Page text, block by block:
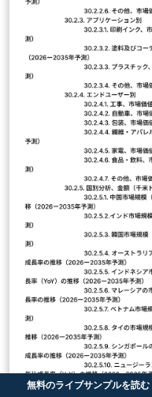
無料のライブサンプルを読む